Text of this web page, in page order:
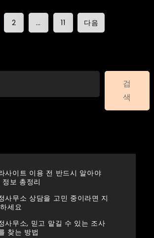
2 … 11 다음
검
색
사이트 이용 전 반드시 알아야
보 총정리
사무소 상담을 고민 중이라면 지
세요
사무소, 믿고 맡길 수 있는 조사
찾는 방법